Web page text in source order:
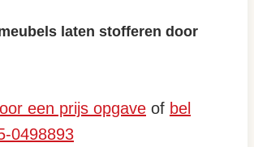
laten stofferen door
een prijs opgave of bel
0498893